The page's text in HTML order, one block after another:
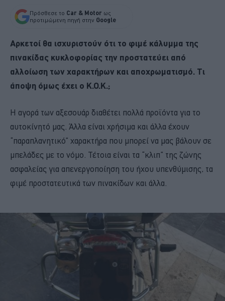
Πρόσθεσε το Car & Motor ως
προτιμώμενη πηγή στην Google
Αρκετοί θα ισχυριστούν ότι το φιμέ κάλυμμα της
πινακίδας κυκλοφορίας την προστατεύει από
αλλοίωση των χαρακτήρων και αποχρωματισμό. Τι
άποψη όμως έχει ο Κ.Ο.Κ.;
Η αγορά των αξεσουάρ διαθέτει πολλά προϊόντα για το
αυτοκίνητό μας. Άλλα είναι χρήσιμα και άλλα έχουν
“παραπλανητικό” χαρακτήρα που μπορεί να μας βάλουν σε
μπελάδες με το νόμο. Τέτοια είναι τα “κλιπ” της ζώνης
ασφαλείας για απενεργοποίηση του ήχου υπενθύμισης, τα
φιμέ προστατευτικά των πινακίδων και άλλα.